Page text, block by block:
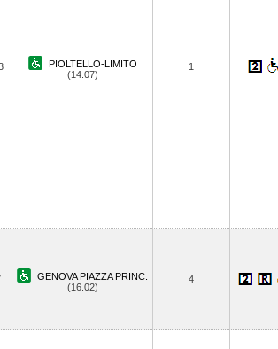
PIOLTELLO-LIMITO
(14.07)
1
GENOVA PIAZZA PRINC.
(16.02)
4